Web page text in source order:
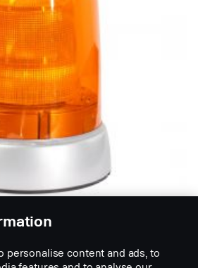
示灯，24 V 1.6 A。用于齐平安
personalise content and ads, to